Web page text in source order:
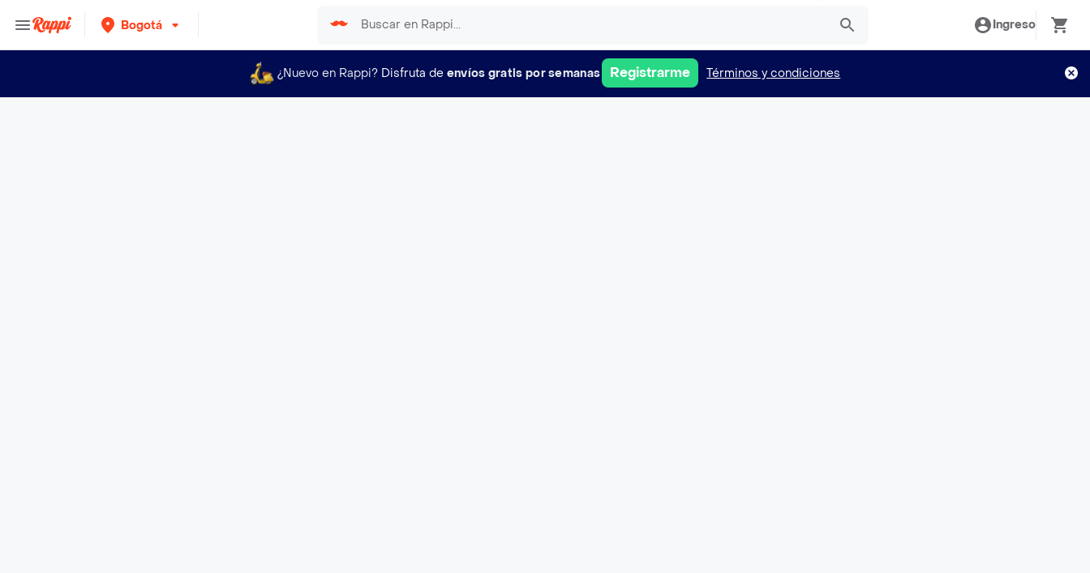
Bogotá Ingreso
¿Nuevo en Rappi? Disfruta de envíos gratis por semanas Registrarme Términos y condiciones